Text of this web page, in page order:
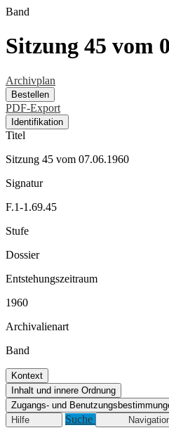
Band
Sitzung 45 vom
Archivplan
Bestellen
PDF-Export
Identifikation
Titel
Sitzung 45 vom 07.06.1960
Signatur
F.1-1.69.45
Stufe
Dossier
Entstehungszeitraum
1960
Archivalienart
Band
Kontext
Inhalt und innere Ordnung
Zugangs- und
Hilfe
Suche